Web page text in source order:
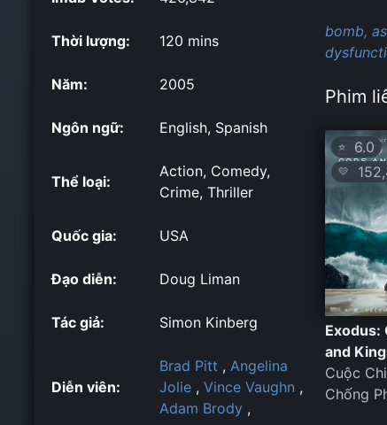
Thời lượng: 120 mins
Năm: 2005
Ngôn ngữ: English, Spanish
Thể loại:
Action, Comedy,
Crime, Thriller
Quốc gia: USA
Đạo diễn: Doug Liman
Tác giả: Simon Kinberg
Diễn viên:
Brad Pitt , Angelina
Jolie , Vince Vaughn ,
Adam Brody ,
bomb,
Phim
⭐ 6.0
💛
Exodus:
and
Cuộc
Chống